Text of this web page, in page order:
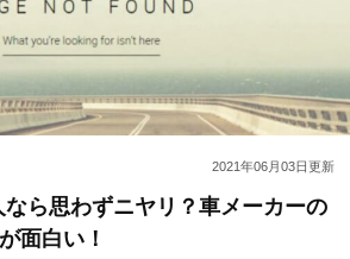
2021年06月03日更新
ら思わずニヤリ？車メーカーの
面白い！